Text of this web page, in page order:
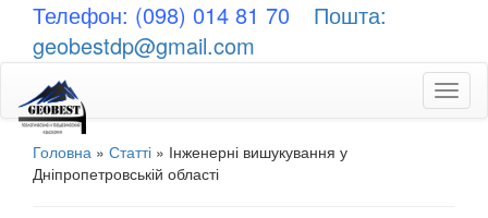
Телефон: (098) 014 81 70
Пошта:
geobestdp@gmail.com
Головна » Статті » Інженерні вишукування у
Дніпропетровській області